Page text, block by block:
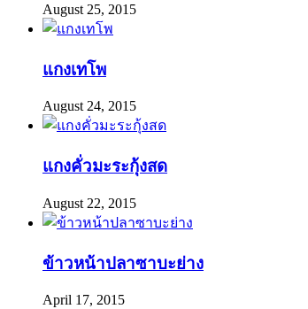
August 25, 2015
แกงเทโพ
August 24, 2015
แกงคั่วมะระกุ้งสด
August 22, 2015
ข้าวหน้าปลาซาบะย่าง
April 17, 2015